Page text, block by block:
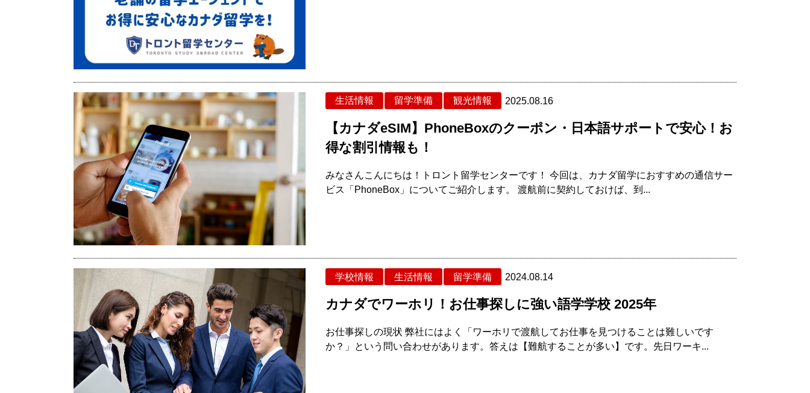
生活情報 留学準備 観光情報 2025.08.16
【カナダeSIM】PhoneBoxのクーポン・日本語サポートで安心！お
得な割引情報も！
みなさんこんにちは！トロント留学センターです！ 今回は、カナダ留学におすすめの通信サー
ビス「PhoneBox」についてご紹介します。 渡航前に契約しておけば、到...
学校情報 生活情報 留学準備 2024.08.14
カナダでワーホリ！お仕事探しに強い語学学校 2025年
お仕事探しの現状 弊社にはよく「ワーホリで渡航してお仕事を見つけることは難しいです
か？」という問い合わせがあります。答えは【難航することが多い】です。先日ワーキ...